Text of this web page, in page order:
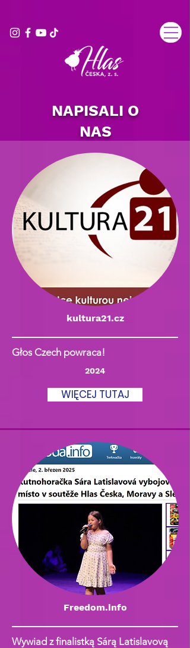
NAPISALI O
NAS
kultura21.cz
Głos Czech powraca!
2024
WIĘCEJ TUTAJ
Freedom.info
Wywiad z finalistką Sárą Latislavovą